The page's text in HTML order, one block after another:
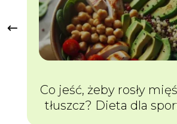
Co jeść, żeby rosły
tłuszcz? Dieta dla